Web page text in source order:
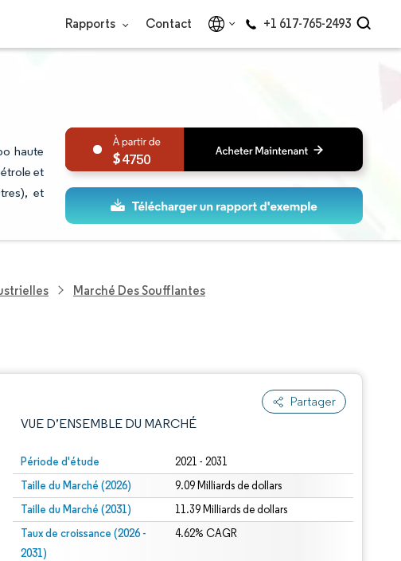
Rapports Contact +1 617-765-2493
haute
et
et
4750
Marché Des Soufflantes
Partager
VUE D’ENSEMBLE DU MARCHÉ
Période d'étude 2021 - 2031
Taille du Marché (2026) 9.09 Milliards de dollars
Taille du Marché (2031) 11.39 Milliards de dollars
Taux de croissance (2026 -
2031)
4.62% CAGR